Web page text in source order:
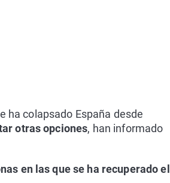
ha colapsado España desde
otras opciones, han informado
en las que se ha recuperado el